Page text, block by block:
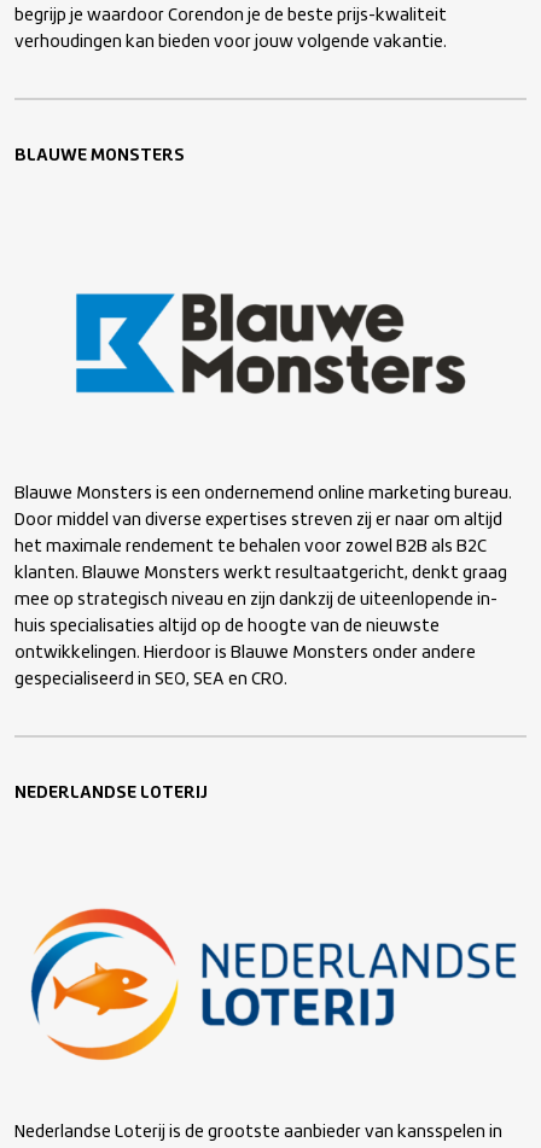
begrijp je waardoor Corendon je de beste prijs-kwaliteit
verhoudingen kan bieden voor jouw volgende vakantie.
BLAUWE MONSTERS
Blauwe Monsters is een ondernemend online marketing bureau.
Door middel van diverse expertises streven zij er naar om altijd
het maximale rendement te behalen voor zowel B2B als B2C
klanten. Blauwe Monsters werkt resultaatgericht, denkt graag
mee op strategisch niveau en zijn dankzij de uiteenlopende in-
huis specialisaties altijd op de hoogte van de nieuwste
ontwikkelingen. Hierdoor is Blauwe Monsters onder andere
gespecialiseerd in SEO, SEA en CRO.
NEDERLANDSE LOTERIJ
Nederlandse Loterij is de grootste aanbieder van kansspelen in